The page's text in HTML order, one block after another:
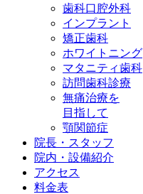
歯科口腔外科
インプラント
矯正歯科
ホワイトニング
マタニティ歯科
訪問歯科診療
無痛治療を
目指して
顎関節症
院長・スタッフ
院内・設備紹介
アクセス
料金表